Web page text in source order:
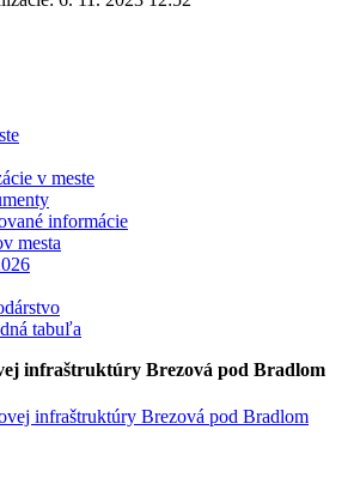
v meste
informácie
mesta
tabuľa
infraštruktúry Brezová pod Bradlom